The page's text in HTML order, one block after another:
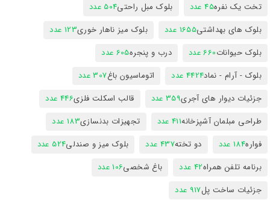
تخت یک نفره45 عدد بلوک مبل راحتی504 عدد
بلوک های بهداشتی1655 عدد بلوک میز ناهار خوری123 عدد
بلوک حیوانات660 عدد درب و پنجره605 عدد
بلوک - آرام - نماد4424 عدد اتوماسیون باغ307 عدد
جزئیات دیوار های آجری359 عدد قالب اسکلت فلزی446 عدد
طراحی مبلمان آشپزخانه411 عدد تجهیزات بدنسازی183 عدد
فواره184 عدد دو تخته437 عدد بلوک میز و صندلی524 عدد
برنامه تلفن همراه42 عدد باغ شخصی106 عدد
جزئیات ساخت پل917 عدد